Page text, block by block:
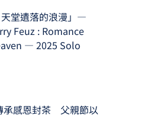
天堂遺落的浪漫」—
Feuz : Romance
— 2025 Solo
承感恩封茶 父親節以